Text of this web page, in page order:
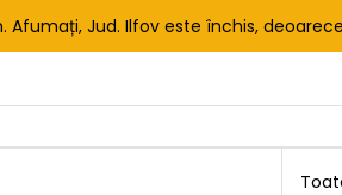
Afumați, Jud. Ilfov este închis,